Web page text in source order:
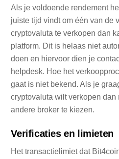
Als je voldoende rendement
juiste tijd vindt om één van de
cryptovaluta te verkopen dan
platform. Dit is helaas niet
doen en hiervoor dien je
helpdesk. Hoe het
gaat is niet bekend. Als je
cryptovaluta wilt verkopen dan
andere broker te kiezen.
Verificaties en limieten
Het transactielimiet dat